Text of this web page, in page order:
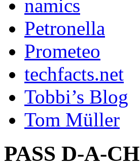
namics
Petronella
Prometeo
techfacts.net
Tobbi’s Blog
Tom Müller
PASS D-A-CH